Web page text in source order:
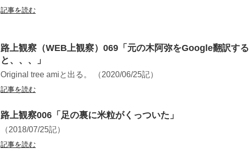
記事を読む
路上観察（WEB上観察）069「元の木阿弥をGoogle翻訳する
と、、、」
Original tree amiと出る。 （2020/06/25記）
記事を読む
路上観察006「足の裏に米粒がくっついた」
（2018/07/25記）
記事を読む